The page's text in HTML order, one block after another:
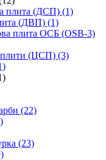
плита (ДСП) (1)
(ДВП) (1)
плита ОСБ (OSB-3)
плити (ЦСП) (3)
(22)
(23)